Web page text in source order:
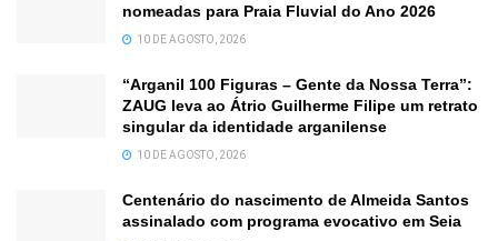
nomeadas para Praia Fluvial do Ano 2026
10 DE AGOSTO, 2026
“Arganil 100 Figuras – Gente da Nossa Terra”:
ZAUG leva ao Átrio Guilherme Filipe um retrato
singular da identidade arganilense
10 DE AGOSTO, 2026
Centenário do nascimento de Almeida Santos
assinalado com programa evocativo em Seia